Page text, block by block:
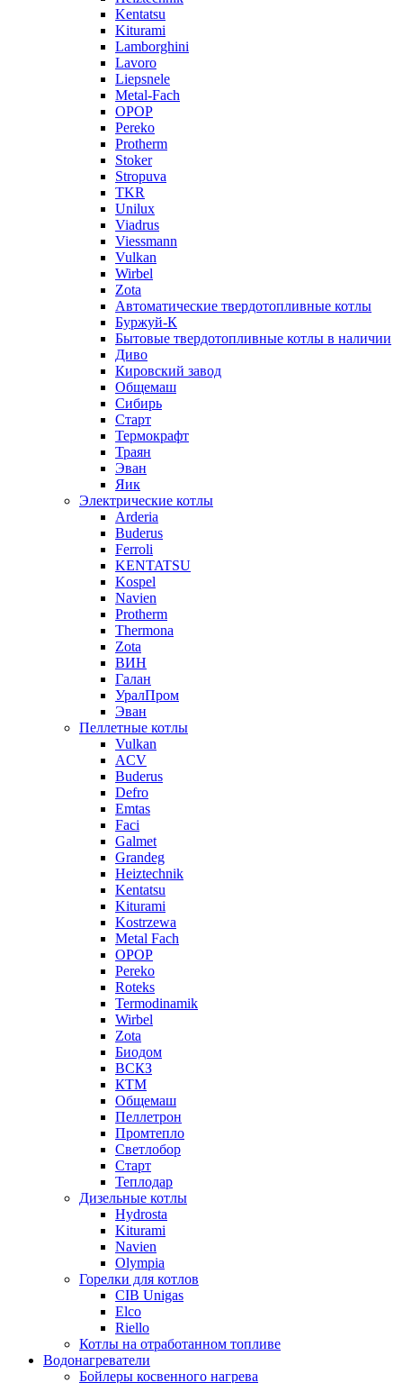
Kentatsu
Kiturami
Lamborghini
Lavoro
Liepsnele
Metal-Fach
OPOP
Pereko
Protherm
Stoker
Stropuva
TKR
Unilux
Viadrus
Viessmann
Vulkan
Wirbel
Zota
Автоматические твердотопливные котлы
Буржуй-К
Бытовые твердотопливные котлы в наличии
Диво
Кировский завод
Общемаш
Сибирь
Старт
Термокрафт
Траян
Эван
Яик
Электрические котлы
Arderia
Buderus
Ferroli
KENTATSU
Kospel
Navien
Protherm
Thermona
Zota
ВИН
Галан
УралПром
Эван
Пеллетные котлы
Vulkan
ACV
Buderus
Defro
Emtas
Faci
Galmet
Grandeg
Heiztechnik
Kentatsu
Kiturami
Kostrzewa
Metal Fach
OPOP
Pereko
Roteks
Termodinamik
Wirbel
Zota
Биодом
ВСКЗ
КТМ
Общемаш
Пеллетрон
Промтепло
Светлобор
Старт
Теплодар
Дизельные котлы
Hydrosta
Kiturami
Navien
Olympia
Горелки для котлов
CIB Unigas
Elco
Riello
Котлы на отработанном топливе
Водонагреватели
Бойлеры косвенного нагрева